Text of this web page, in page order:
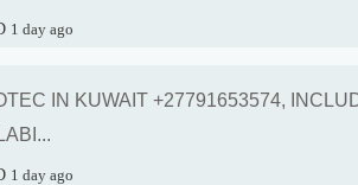
1 day ago
IN KUWAIT +27791653574,
1 day ago